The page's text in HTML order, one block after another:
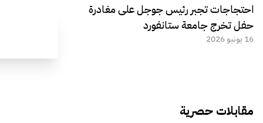
احتجاجات تجبر رئيس جوجل على مغادرة
حفل تخرج جامعة ستانفورد
16 يونيو 2026
مقابلات حصرية